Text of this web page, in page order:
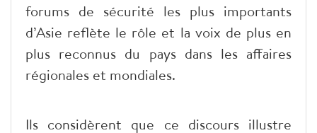
forums de sécurité les plus importants
d’Asie reflète le rôle et la voix de plus en
plus reconnus du pays dans les affaires
régionales et mondiales.
Ils considèrent que ce discours illustre